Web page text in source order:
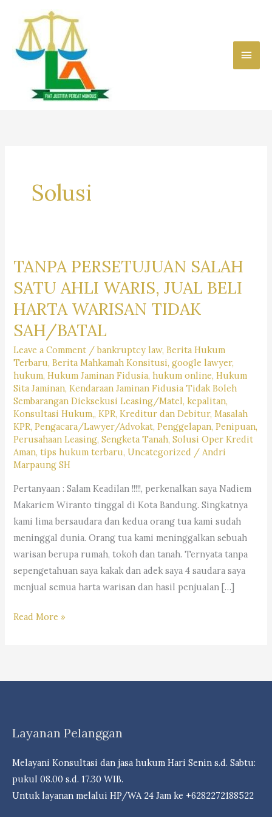
content
Main
Solusi
TANPA PERSETUJUAN SALAH
SATU AHLI WARIS, JUAL BELI
HARTA WARISAN TIDAK
SAH/BATAL
Leave a Comment /bankruptcy law,Berita Hukum
Terbaru,Berita Mahkamah Konsitusi,google lawyer,
hukum,Hukum Jaminan Fidusia,hukum online,Hukum
Sita Jaminan,Kendaraan Jaminan Fidusia Tidak Boleh
Sembarangan Dieksekusi Leasing/Matel,kepalitan,
Konsultasi Hukum,,KPR,Kreditur dan Debitur,Masalah
KPR,Pengacara/Lawyer/Advokat,Penggelapan,Penipuan,
Perusahaan Leasing,Sengketa Tanah,Solusi Oper Kredit
Aman,tips hukum terbaru,Uncategorized /Andri
Marpaung SH
Pertanyaan : Salam Keadilan !!!!!, perkenalkan saya Nadiem
Makariem Wiranto tinggal di Kota Bandung. Singkatnya
kami lima bersaudara dan kedua orang tua kami sudah
meninggal dunia. Orang tua kami meninggalkan sebuah
warisan berupa rumah, tokoh dan tanah. Ternyata tanpa
sepengetahuan saya kakak dan adek saya 4 saudara saya
menjual semua harta warisan dan hasil penjualan […]
TANPA
AHLI
BELI
WARISAN
TIDAK
SAH/BATAL
Read More »
Layanan Pelanggan
Melayani Konsultasi dan jasa hukum Hari Senin s.d. Sabtu:
pukul 08.00 s.d. 17.30 WIB.
Untuk layanan melalui HP/WA 24 Jam ke +6282272188522